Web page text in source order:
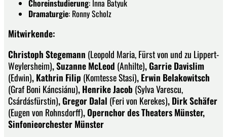
Choreinstudierung: Inna Batyuk
Dramaturgie: Ronny Scholz
Mitwirkende:
Christoph Stegemann (Leopold Maria, Fürst von und zu Lippert-
Weylersheim), Suzanne McLeod (Anhilte), Garrie Davislim
(Edwin), Kathrin Filip (Komtesse Stasi), Erwin Belakowitsch
(Graf Boni Káncsiánu), Henrike Jacob (Sylva Varescu,
Csárdásfürstin), Gregor Dalal (Feri von Kerekes), Dirk Schäfer
(Eugen von Rohnsdorff), Opernchor des Theaters Münster,
Sinfonieorchester Münster